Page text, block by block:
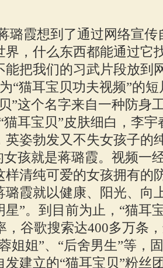
璐霞想到了通过网络宣传
界，什么东西都能通过它
能把我们的习武片段放到
“猫耳宝贝功夫视频”的
”这个名字来自一种防身
猫耳宝贝”皮肤细白，李
英姿勃发又不失女孩子的
女孩就是蒋璐霞。视频一
样清纯可爱的女孩拥有的
璐霞就以健康、阳光、向
星”。到目前为止，“猫耳
，谷歌搜索达400多万条
姐姐”、“后舍男生”等，
发建立的“猫耳宝贝”粉丝